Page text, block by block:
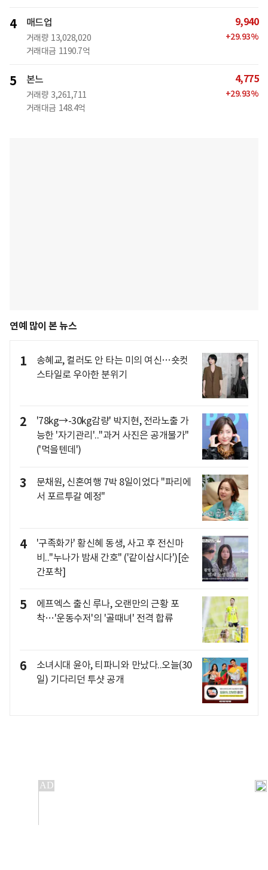
4 매드업
거래량 13,028,020
거래대금 1190.7억
9,940
+29.93%
5 본느
거래량 3,261,711
거래대금 148.4억
4,775
+29.93%
연예 많이 본 뉴스
1
송혜교, 컬러도 안 타는 미의 여신…숏컷
스타일로 우아한 분위기
2
'78kg→-30kg감량' 박지현, 전라노출 가
능한 '자기관리'.."과거 사진은 공개불가"
('먹을텐데')
3
문채원, 신혼여행 7박 8일이었다 "파리에
서 포르투갈 예정"
4
'구족화가' 황신혜 동생, 사고 후 전신마
비.."누나가 밤새 간호" ('같이삽시다')[순
간포착]
5
에프엑스 출신 루나, 오랜만의 근황 포
착…'운동수저'의 '골때녀' 전격 합류
6
소녀시대 윤아, 티파니와 만났다..오늘(30
일) 기다리던 투샷 공개